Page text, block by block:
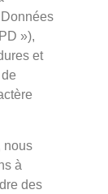
»),
et
nous
à
des